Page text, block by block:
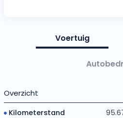
Voertuig
Overzicht
Kilometerstand